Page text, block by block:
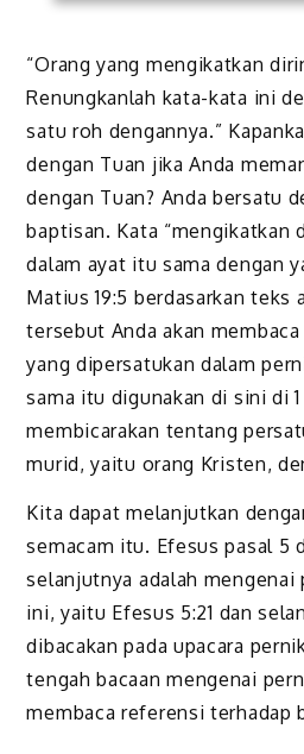
“Orang yang mengikatkan
Renungkanlah kata-kata ini
satu roh dengannya.”
dengan Tuan jika Anda
dengan Tuan? Anda bersatu
baptisan. Kata “mengikatkan
dalam ayat itu sama dengan
Matius 19:5 berdasarkan teks
tersebut Anda akan
yang dipersatukan dalam
sama itu digunakan di sini di
membicarakan tentang
murid, yaitu orang Kristen,
Kita dapat melanjutkan
semacam itu. Efesus pasal 5
selanjutnya adalah mengenai
ini, yaitu Efesus 5:21 dan
dibacakan pada upacara
tengah bacaan mengenai
membaca referensi terhadap